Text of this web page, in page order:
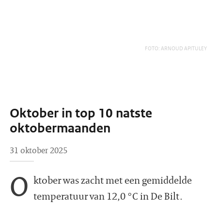
FOTO: ARNOUD APITULEY
Oktober in top 10 natste
oktobermaanden
31 oktober 2025
O ktober was zacht met een gemiddelde
temperatuur van 12,0 °C in De Bilt.